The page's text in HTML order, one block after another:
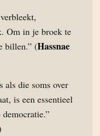
Om in je broek te
billen.” (Hassnae
als die soms over
is een essentieel